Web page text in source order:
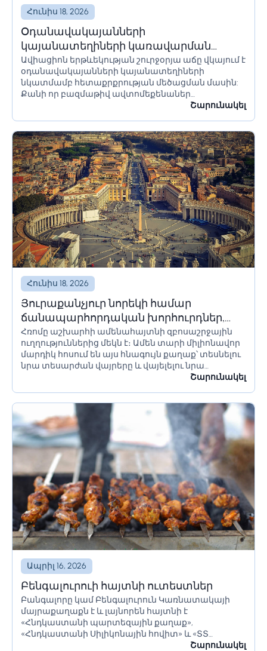
Հունիս 18, 2026
Օդանավակայանների
կայանատեղիների կառավարման
լուծումներ և համակարգեր
Ավիացիոն երթևեկության շուրջօրյա աճը վկայում է
օդանավակայանների կայանատեղիների
նկատմամբ հետաքրքրության մեծացման մասին:
Քանի որ բազմաթիվ ավտոմեքենաներ
օդանավակայանի տարածքում մնում են երկար
ճիշտ հաշվարկվեն՝ անցանկալի հետևանքներից
խուսափելու համար:...
Շարունակել
Հունիս 18, 2026
Յուրաքանչյուր նորեկի համար
ճանապարհորդական խորհուրդներ,
որոնք պետք է իմանա Հռոմ գնալուց
առաջ
Հռոմը աշխարհի ամենահայտնի զբոսաշրջային
ուղղություններից մեկն է։ Ամեն տարի միլիոնավոր
մարդիկ հոսում են այս հնագույն քաղաք՝ տեսնելու
նրա տեսարժան վայրերը և վայելելու նրա
մշակույթը։ Եթե մոտ ժամանակներս պլանավորում
Շարունակել
Ապրիլ 16, 2026
Բենգալուրուի հայտնի ուտեստներ
Բանգալորը կամ Բենգալուրուն Կառնատակայի
մայրաքաղաքն է և լայնորեն հայտնի է
«Հնդկաստանի պարտեզային քաղաք»,
«Հնդկաստանի Սիլիկոնային հովիտ» և «ՏՏ
կենտրոն» անուններով։ Այն ունի հսկայականՇարունակել